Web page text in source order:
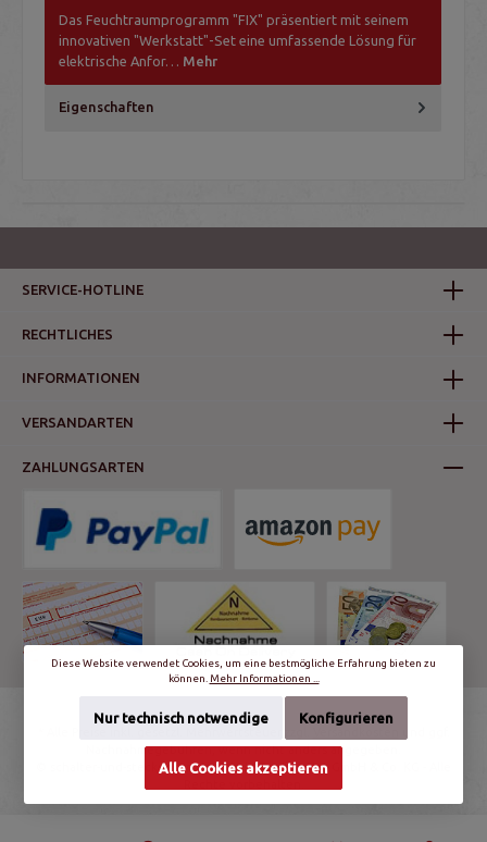
Das Feuchtraumprogramm "FIX" präsentiert mit seinem
innovativen "Werkstatt"-Set eine umfassende Lösung für
elektrische Anfor… Mehr
Eigenschaften
SERVICE-HOTLINE
RECHTLICHES
INFORMATIONEN
VERSANDARTEN
ZAHLUNGSARTEN
Nachnahmegebühren, wenn nicht anders angegeben.
© schalter-und-steckdosen.de | World Trading Net GmbH & Co. KG - Alle
Diese Website verwendet Cookies, um eine bestmögliche Erfahrung bieten zu
können. Mehr Informationen ...
Nur technisch notwendige Konfigurieren
Alle Cookies akzeptieren